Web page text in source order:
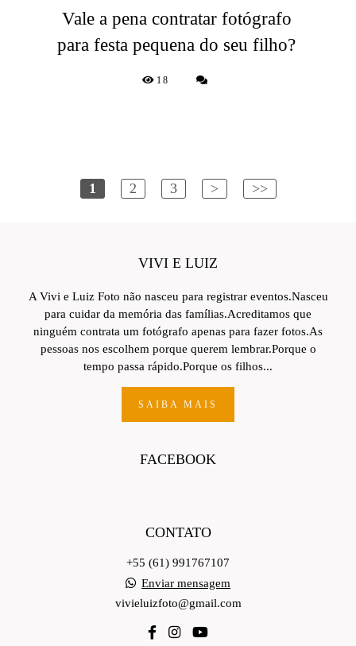
Vale a pena contratar fotógrafo
para festa pequena do seu filho?
18
1 2 3 > >>
VIVI E LUIZ
A Vivi e Luiz Foto não nasceu para registrar eventos.Nasceu
para cuidar da memória das famílias.Acreditamos que
ninguém contrata um fotógrafo apenas para fazer fotos.As
pessoas nos escolhem porque querem lembrar.Porque o
tempo passa rápido.Porque os filhos...
SAIBA MAIS
FACEBOOK
CONTATO
+55 (61) 991767107
Enviar mensagem
vivieluizfoto@gmail.com